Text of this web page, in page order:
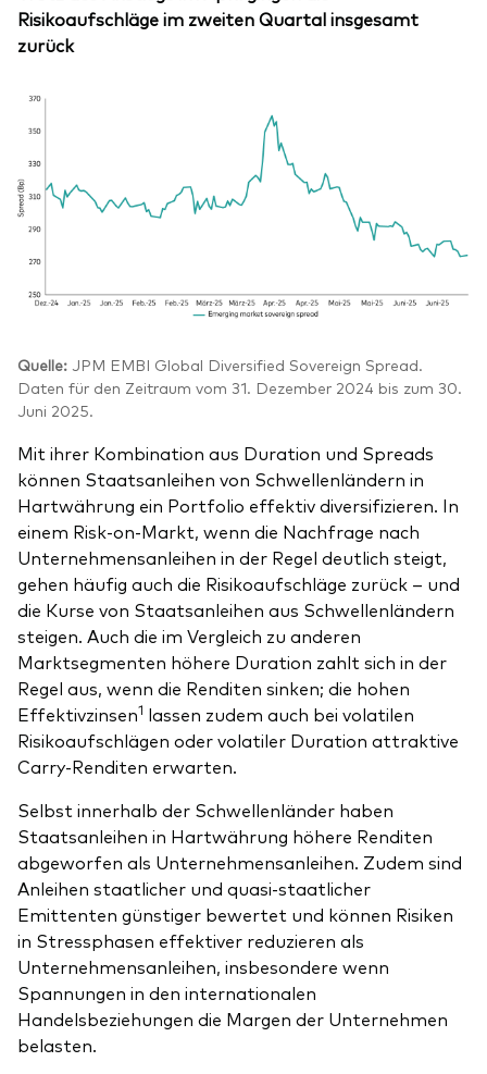
Risikoaufschläge im zweiten Quartal insgesamt
zurück
Quelle: JPM EMBI Global Diversified Sovereign Spread.
Daten für den Zeitraum vom 31. Dezember 2024 bis zum 30.
Juni 2025.
Mit ihrer Kombination aus Duration und Spreads
können Staatsanleihen von Schwellenländern in
Hartwährung ein Portfolio effektiv diversifizieren. In
einem Risk-on-Markt, wenn die Nachfrage nach
Unternehmensanleihen in der Regel deutlich steigt,
gehen häufig auch die Risikoaufschläge zurück – und
die Kurse von Staatsanleihen aus Schwellenländern
steigen. Auch die im Vergleich zu anderen
Marktsegmenten höhere Duration zahlt sich in der
Regel aus, wenn die Renditen sinken; die hohen
Effektivzinsen1 lassen zudem auch bei volatilen
Risikoaufschlägen oder volatiler Duration attraktive
Carry-Renditen erwarten.
Selbst innerhalb der Schwellenländer haben
Staatsanleihen in Hartwährung höhere Renditen
abgeworfen als Unternehmensanleihen. Zudem sind
Anleihen staatlicher und quasi-staatlicher
Emittenten günstiger bewertet und können Risiken
in Stressphasen effektiver reduzieren als
Unternehmensanleihen, insbesondere wenn
Spannungen in den internationalen
Handelsbeziehungen die Margen der Unternehmen
belasten.